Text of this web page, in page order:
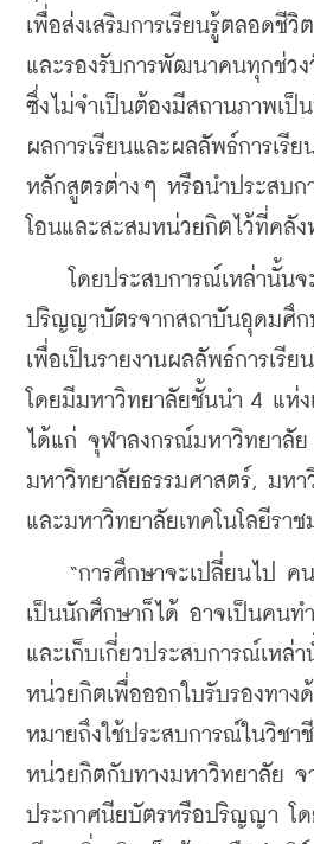
เพื่อส่งเสริมการเรียนรู้ตลอดชี
และรองรับการพัฒนาคนทุกช่วง
ซึ่งไม่จำเป็นต้องมีสถานภาพเป็
ผลการเรียนและผลลัพธ์การเรีย
หลักสูตรต่างๆ หรือนำประสบก
โอนและสะสมหน่วยกิตไว้ที่คลั
โดยประสบการณ์เหล่านั้นจะ
ปริญญาบัตรจากสถาบันอุดมศึก
เพื่อเป็นรายงานผลลัพธ์การเรีย
โดยมีมหาวิทยาลัยชั้นนำ 4 แห่ง
ได้แก่ จุฬาลงกรณ์มหาวิทยาลั
มหาวิทยาลัยธรรมศาสตร์, มหา
และมหาวิทยาลัยเทคโนโลยีรา
“การศึกษาจะเปลี่ยนไป คน
เป็นนักศึกษาก็ได้ อาจเป็นคนท
และเก็บเกี่ยวประสบการณ์เหล่
หน่วยกิตเพื่อออกใบรับรองทาง
หมายถึงใช้ประสบการณ์ในวิช
หน่วยกิตกับทางมหาวิทยาลัย จ
ประกาศนียบัตรหรือปริญญา โด